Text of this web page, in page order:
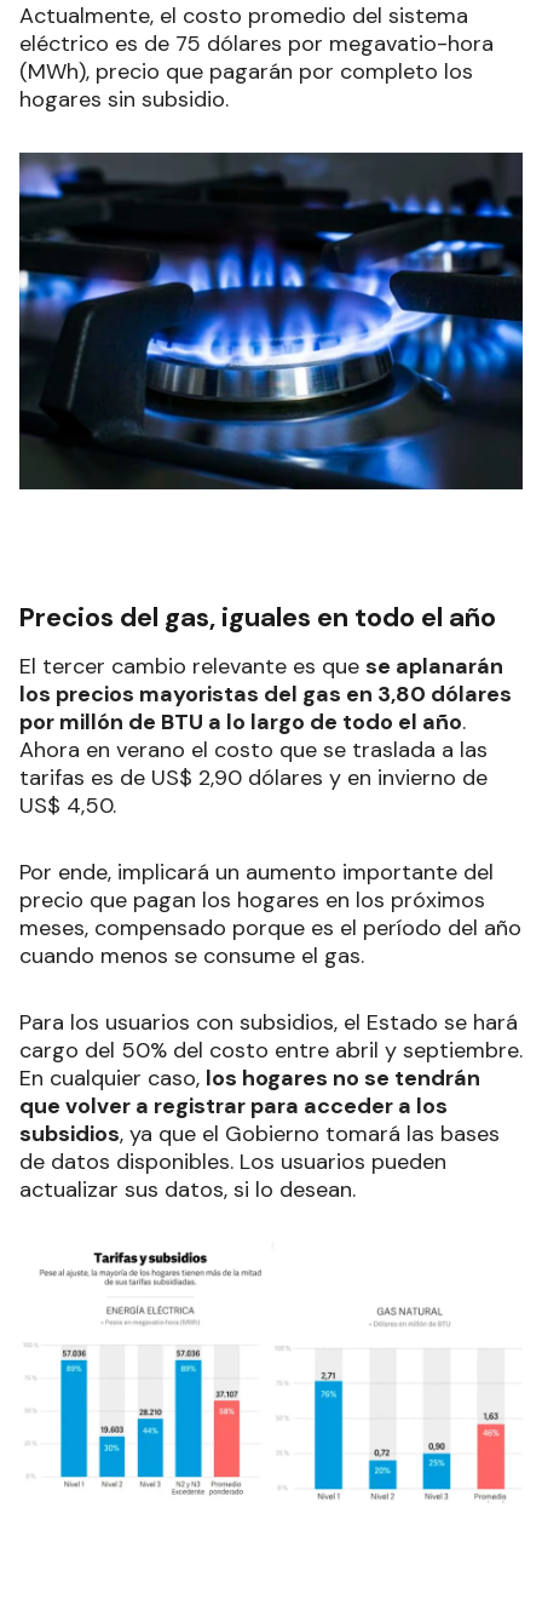
Actualmente, el costo promedio del sistema
eléctrico es de 75 dólares por megavatio-hora
(MWh), precio que pagarán por completo los
hogares sin subsidio.
Precios del gas, iguales en todo el año
El tercer cambio relevante es que se aplanarán
los precios mayoristas del gas en 3,80 dólares
por millón de BTU a lo largo de todo el año.
Ahora en verano el costo que se traslada a las
tarifas es de US$ 2,90 dólares y en invierno de
US$ 4,50.
Por ende, implicará un aumento importante del
precio que pagan los hogares en los próximos
meses, compensado porque es el período del año
cuando menos se consume el gas.
Para los usuarios con subsidios, el Estado se hará
cargo del 50% del costo entre abril y septiembre.
En cualquier caso, los hogares no se tendrán
que volver a registrar para acceder a los
subsidios, ya que el Gobierno tomará las bases
de datos disponibles. Los usuarios pueden
actualizar sus datos, si lo desean.